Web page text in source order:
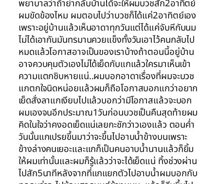
พยาบาลว่าถ้าย่ากลับบ้านได้จะให้ผมบวชสัก2อาทิตย์
ผมขัดข้องไหม ผมตอบไปว่าบวชก็ได้แค่2อาทิตย์เอง
เพราะอยู่บ้านแล้วเห็นอาดาทุกวันแต่ได้แค่จับหีกับนม
ไม่ได้เอากันมันทรมานควยแข็งทั้งวันเอาไว้คนกลับไป
หมดแล้วโอกาสอาจเป็นของเราบ้างถ้าตอนนี้อยู่บ้าน
อาจควบคุมตัวเองไม่ได้เย็ดกับแกแล้วใครมาเห็นเข้า
ความแตกชิบหายแน่..ผมบอกอาดาเรื่องที่ผมจะบวช
แกตกใจนิดหน่อยแล้วผมก็ถือโอกาสบอกแกว่าอยาก
เย็ดสั่งลาแกเงียบไปแล้วบอกว่ามีโอกาสแล้วจะบอก
ผมเองจนอีกประมาณ1วันก่อนบวชเป็นคืนสุดท้ายผม
คิดในใจว่าคงอดเย็ดแน่เลยกะชักว่าวเองแล้ว ตอนค่ำ
วันนั้นแกเปรยขึ้นมาว่าจะขึ้นไปอาบน้ำข้างบนเพราะ
ข้างล่างคนเยอะและแกก็เป็นคนอาบน้ำนานแล้วก็ยิ้ม
ให้ผมเท่านั้นและผมก็รู้แล้วว่าจะได้เย็ดแน่ ทิ้งช่วงผ่าน
ไปสัก5นาทีหลังจากที่แกแยกตัวไปอาบน้ำผมบอกกับ